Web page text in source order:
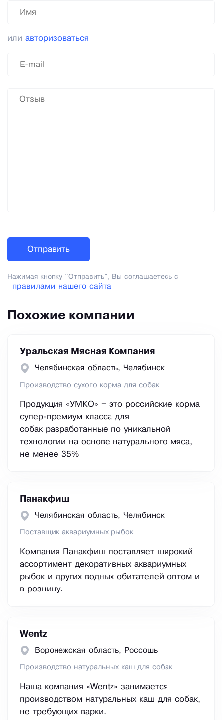
или авторизоваться
Нажимая кнопку "Отправить", Вы соглашаетесь с
правилами нашего сайта
Похожие компании
Уральская Мясная Компания
Челябинская область, Челябинск
Производство сухого корма для собак
Продукция «УМКО» – это российские корма
супер-премиум класса для
собак разработанные по уникальной
технологии на основе натурального мяса,
не менее 35%
Панакфиш
Челябинская область, Челябинск
Поставщик аквариумных рыбок
Компания Панакфиш поставляет широкий
ассортимент декоративных аквариумных
рыбок и других водных обитателей оптом и
в розницу.
Wentz
Воронежская область, Россошь
Производство натуральных каш для собак
Наша компания «Wentz» занимается
производством натуральных каш для собак,
не требующих варки.